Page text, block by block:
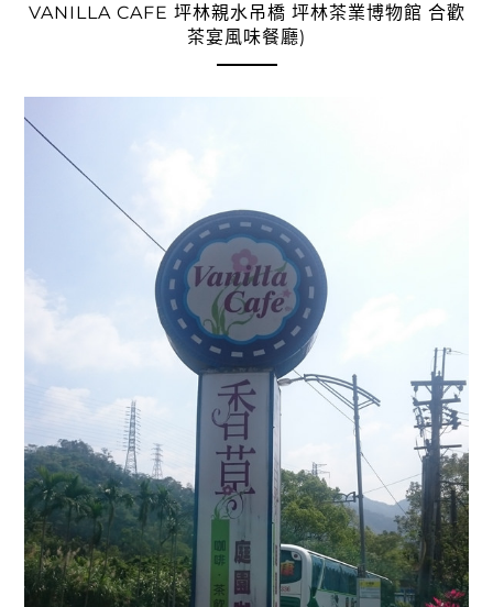
VANILLA CAFE 坪林親水吊橋 坪林茶業博物館 合歡
茶宴風味餐廳)